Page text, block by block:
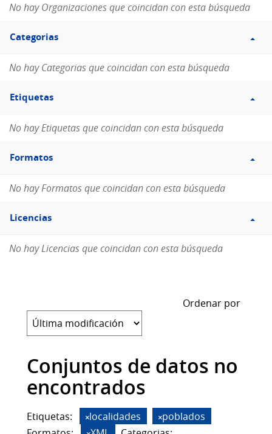
No hay Organizaciones que coincidan con esta búsqueda
Filtro
Categorias
Categorias
No hay Categorias que coincidan con esta búsqueda
Filtro
Etiquetas
Etiquetas
No hay Etiquetas que coincidan con esta búsqueda
Filtro
Formatos
Formatos
No hay Formatos que coincidan con esta búsqueda
Filtro
Licencias
Licencias
No hay Licencias que coincidan con esta búsqueda
Ordenar por
Conjuntos de datos no
encontrados
Etiquetas: localidades
poblados